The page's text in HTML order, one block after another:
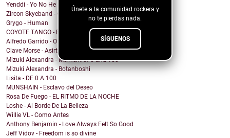
Únete a la comunidad rockera y
no te pierdas nada.
SÍGUENOS
Yenddi - Yo No He Llorado
Zircon Skyeband - Careless Whisper
Grygo - Human
COYOTE TANGO - Bandidos
Alfredo Garrido - OIGO LLOVER
Clave Morse - Asirte
Mizuki Alexandra - Moment of 0 and 100
Mizuki Alexandra - Botanboshi
Lisita - DE 0 A 100
MUNSHAIN - Esclavo del Deseo
Rosa De Fuego - EL RITMO DE LA NOCHE
Loshe - Al Borde De La Belleza
Willie VL - Como Antes
Anthony Benjamin - Love Always Felt So Good
Jeff Vidov - Freedom is so divine